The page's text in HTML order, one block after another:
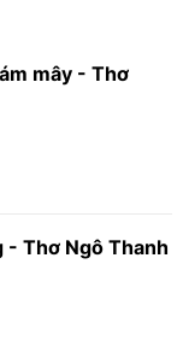
mây - Thơ
- Thơ Ngô Thanh